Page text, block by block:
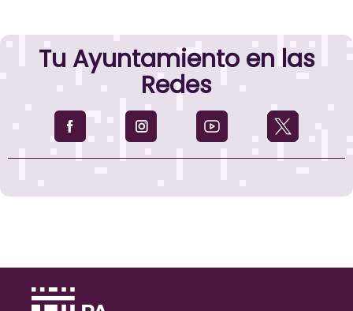
Tu Ayuntamiento en las
Redes